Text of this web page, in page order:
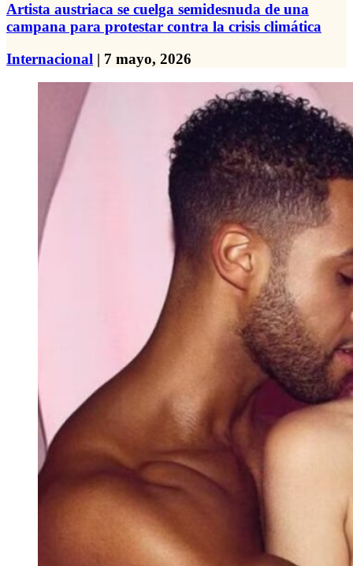
Artista austriaca se cuelga semidesnuda de una
campana para protestar contra la crisis climática
Internacional | 7 mayo, 2026